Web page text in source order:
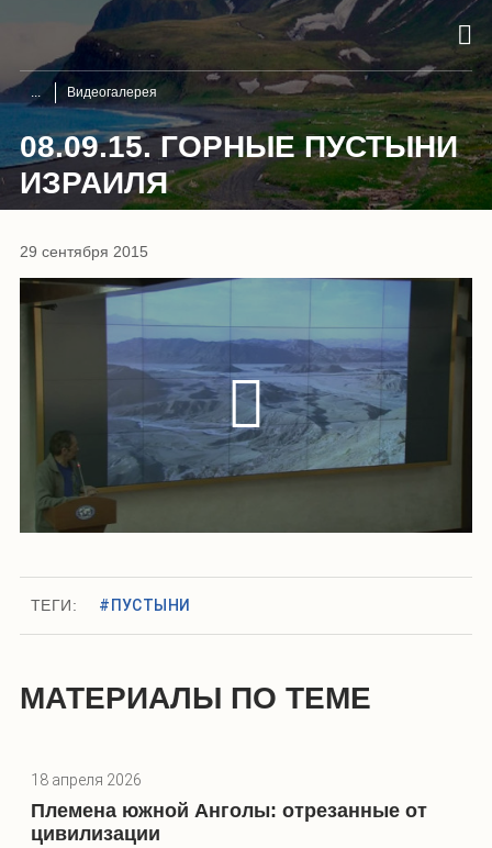
Видеогалерея
08.09.15. ГОРНЫЕ ПУСТЫНИ
ИЗРАИЛЯ
29 сентября 2015
ТЕГИ: #ПУСТЫНИ
МАТЕРИАЛЫ ПО ТЕМЕ
18 апреля 2026
Племена южной Анголы: отрезанные от
цивилизации